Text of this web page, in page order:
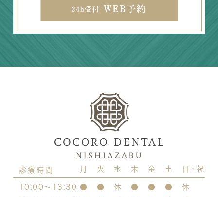
診療時間 月 火 水 木 金 土 日・祝
10:00～13:30 ● ● 休 ● ● ●
休